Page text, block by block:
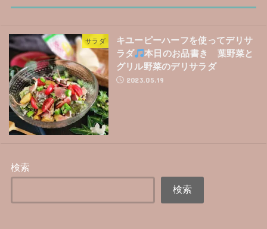
サラダ
キユーピーハーフを使ってデリサ
ラダ
本日のお品書き 葉野菜と
グリル野菜のデリサラダ
2023.05.19
検索
検索